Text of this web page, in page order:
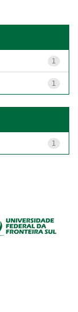
1
1
1